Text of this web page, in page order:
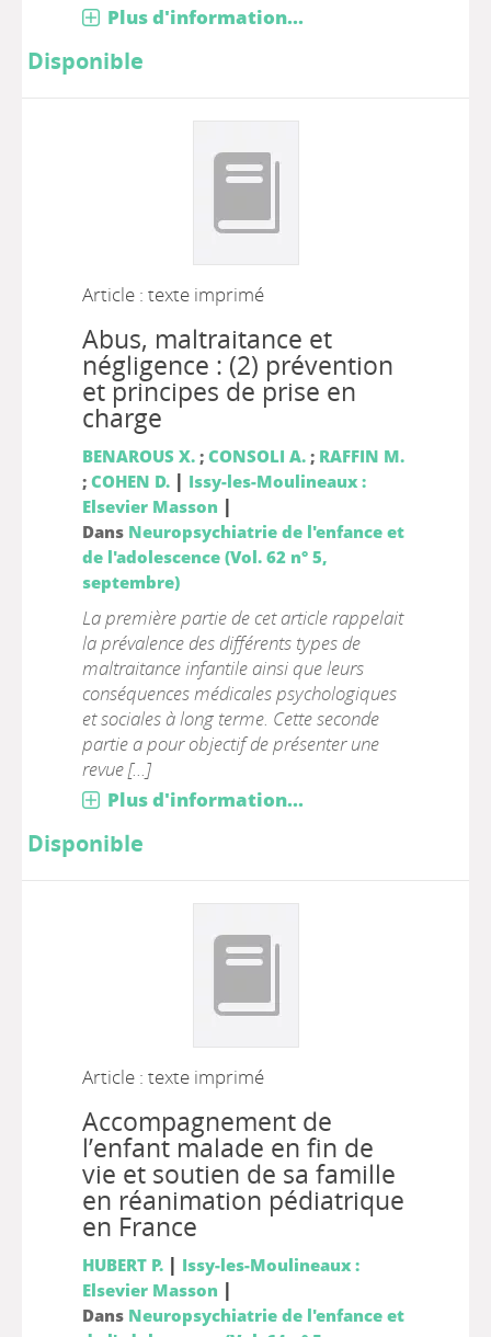
Plus d'information...
Disponible
Article : texte imprimé
Abus, maltraitance et
négligence : (2) prévention
et principes de prise en
charge
BENAROUS X.; CONSOLI A.; RAFFIN M.
; COHEN D. | Issy-les-Moulineaux :
Elsevier Masson |
Dans Neuropsychiatrie de l'enfance et
de l'adolescence (Vol. 62 n° 5,
septembre)
La première partie de cet article rappelait
la prévalence des différents types de
maltraitance infantile ainsi que leurs
conséquences médicales psychologiques
et sociales à long terme. Cette seconde
partie a pour objectif de présenter une
revue [...]
Plus d'information...
Disponible
Article : texte imprimé
Accompagnement de
l’enfant malade en fin de
vie et soutien de sa famille
en réanimation pédiatrique
en France
HUBERT P. | Issy-les-Moulineaux :
Elsevier Masson |
Dans Neuropsychiatrie de l'enfance et